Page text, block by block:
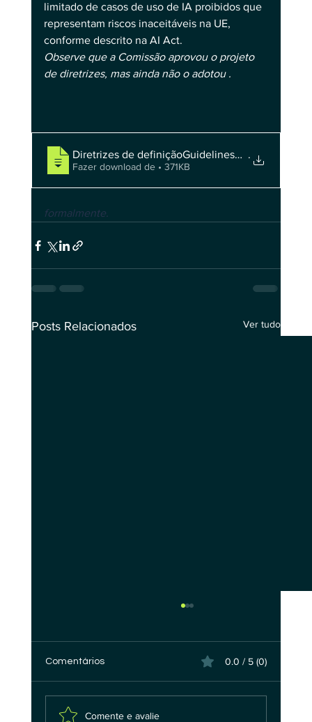
limitado de casos de uso de IA proibidos que
representam riscos inaceitáveis ​​na UE,
conforme descrito na AI Act.
Observe que a Comissão aprovou o projeto
de diretrizes, mas ainda não o adotou .
Diretrizes de .
Fazer download de • 371KB
formalmente.
Posts Relacionados Ver tudo
Comentários 0.0 / 5 (0)
Comente e avalie